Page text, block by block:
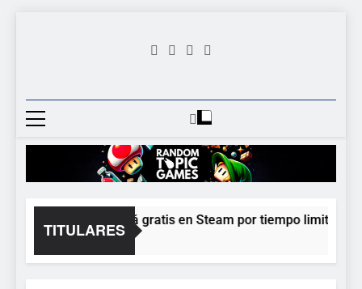
Random
Games
Videojuego Favorito
TITULARES
Moonlighter está gratis en Steam por tiempo limitado y